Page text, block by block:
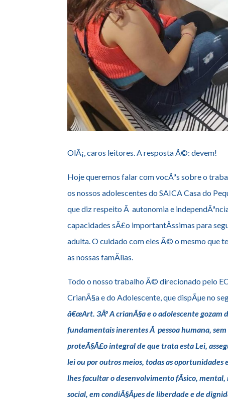
OlÃ¡, caros leitores. A resposta Ã©: devem!
Hoje queremos falar com vocÃªs sobre o
os nossos adolescentes do SAICA Casa do
que diz respeito Ã autonomia e
capacidades sÃ£o importantÃ­ssimas para
adulta. O cuidado com eles Ã© o mesmo que
as nossas famÃ­lias.
Todo o nosso trabalho Ã© direcionado pelo
CrianÃ§a e do Adolescente, que dispÃµe no
â€œArt. 3Âº A crianÃ§a e o adolescente gozam
fundamentais inerentes Ã pessoa humana,
proteÃ§Ã£o integral de que trata esta Lei,
lei ou por outros meios, todas as oportunidades
lhes facultar o desenvolvimento fÃ­sico,
social, em condiÃ§Ãµes de liberdade e de